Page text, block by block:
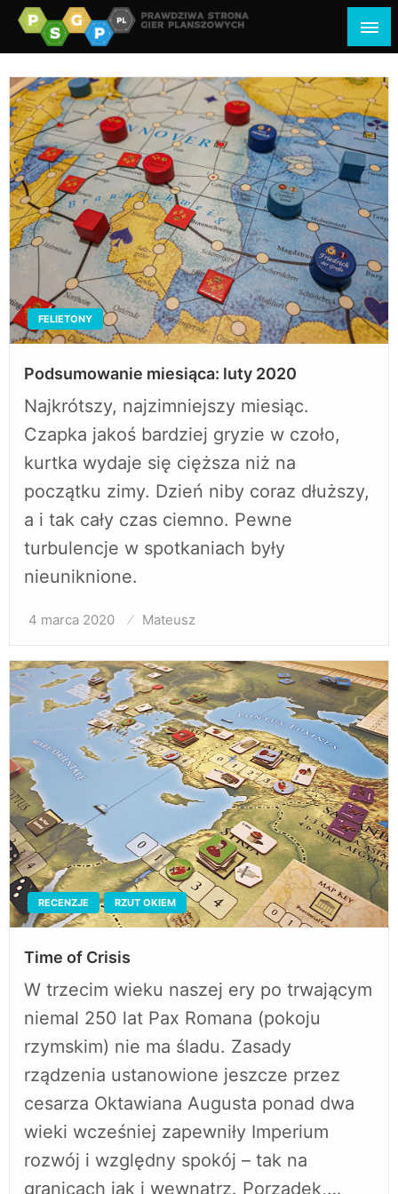
psgp.pl
prawdziwa strona gier planszowych
FELIETONY
Podsumowanie miesiąca: luty 2020
Najkrótszy, najzimniejszy miesiąc.
Czapka jakoś bardziej gryzie w czoło,
kurtka wydaje się cięższa niż na
początku zimy. Dzień niby coraz dłuższy,
a i tak cały czas ciemno. Pewne
turbulencje w spotkaniach były
nieuniknione.
Opublikowane
4 marca 2020 Mateusz
RECENZJE RZUT OKIEM
Time of Crisis
W trzecim wieku naszej ery po trwającym
niemal 250 lat Pax Romana (pokoju
rzymskim) nie ma śladu. Zasady
rządzenia ustanowione jeszcze przez
cesarza Oktawiana Augusta ponad dwa
wieki wcześniej zapewniły Imperium
rozwój i względny spokój – tak na
granicach jak i wewnątrz. Porządek,…